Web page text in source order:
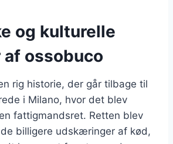
og kulturelle
ossobuco
rig historie, der går tilbage til
i Milano, hvor det blev
fattigmandsret. Retten blev
billigere udskæringer af kød,